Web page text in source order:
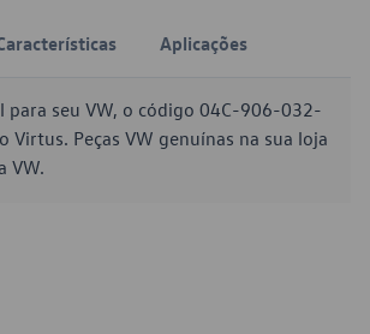
Aplicações
para seu VW, o código 04C-906-032-
Virtus. Peças VW genuínas na sua loja
VW.